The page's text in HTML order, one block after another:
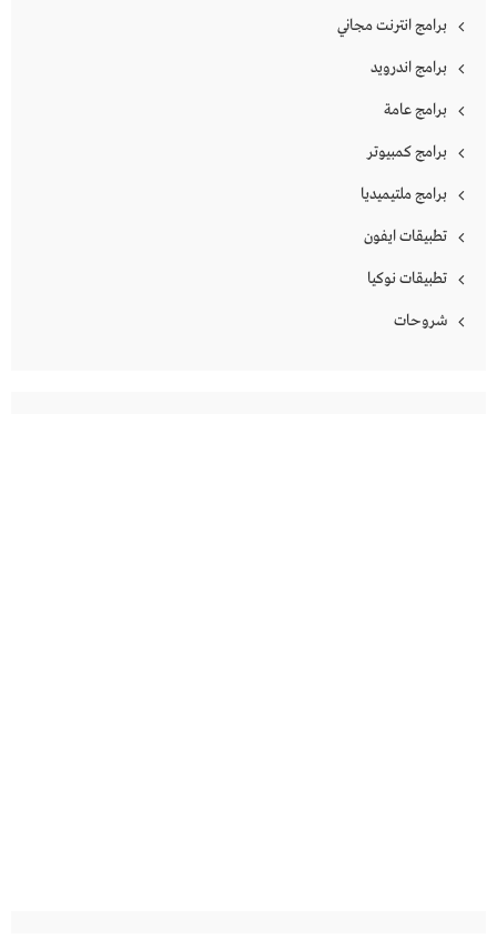
برامج انترنت مجاني
برامج اندرويد
برامج عامة
برامج كمبيوتر
برامج ملتيميديا
تطبيقات ايفون
تطبيقات نوكيا
شروحات